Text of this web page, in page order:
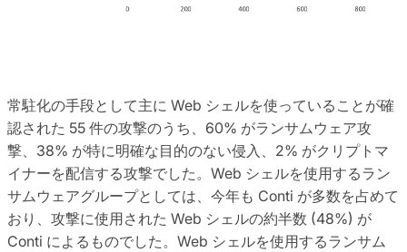
常駐化の手段として主に Web シェルを使っていることが確
認された 55 件の攻撃のうち、60% がランサムウェア攻
撃、38% が特に明確な目的のない侵入、2% がクリプトマ
イナーを配信する攻撃でした。Web シェルを使用するラン
サムウェアグループとしては、今年も Conti が多数を占めて
おり、攻撃に使用された Web シェルの約半数 (48%) が
Conti によるものでした。Web シェルを使用するランサム